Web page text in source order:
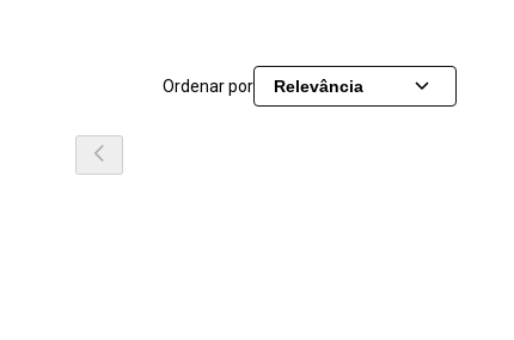
Ordenar por Relevância